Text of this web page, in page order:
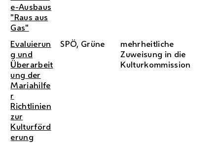
e-Ausbaus
"Raus aus
Gas"
Evaluierun
g und
Überarbeit
ung der
Mariahilfe
r
Richtlinien
zur
Kulturförd
erung
SPÖ, Grüne
mehrheitliche
Zuweisung in die
Kulturkommission